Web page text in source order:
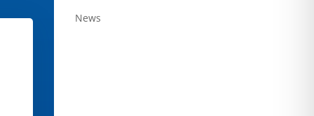
News